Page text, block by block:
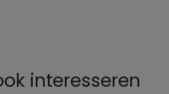
interesseren